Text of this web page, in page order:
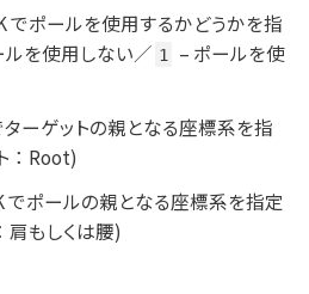
でポールを使用するかどうかを指
ルを使用しない／ 1
– ポールを使
ターゲットの親となる座標系を指
： Root)
でポールの親となる座標系を指定
肩もしくは腰)